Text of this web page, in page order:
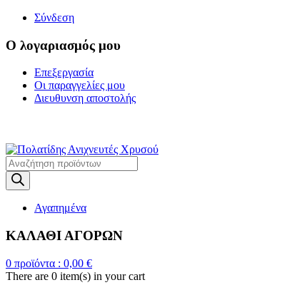
Σύνδεση
Ο λογαριασμός μου
Επεξεργασία
Οι παραγγελίες μου
Διευθυνση αποστολής
Products
search
Αγαπημένα
ΚΑΛΑΘΙ ΑΓΟΡΩΝ
0 προϊόντα : 0,00 €
There are 0 item(s) in your cart